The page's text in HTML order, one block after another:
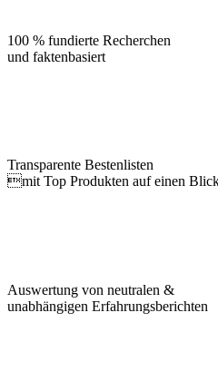
100 % fundierte Recherchen
und faktenbasiert
Transparente Bestenlisten
mit Top Produkten auf einen
Auswertung von neutralen &
unabhängigen Erfahrungsberichten